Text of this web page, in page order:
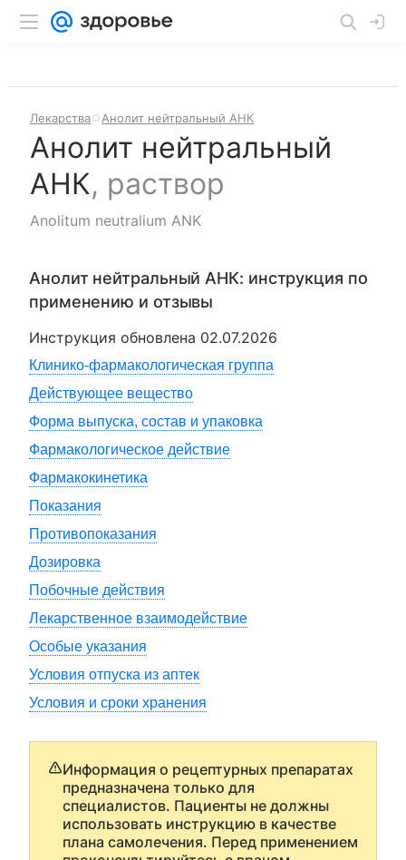
Лекарства Анолит нейтральный АНК
Анолит нейтральный
АНК, раствор
Anolitum neutralium ANK
Анолит нейтральный АНК: инструкция по
применению и отзывы
Инструкция обновлена 02.07.2026
Клинико-фармакологическая группа
Действующее вещество
Форма выпуска, состав и упаковка
Фармакологическое действие
Фармакокинетика
Показания
Противопоказания
Дозировка
Побочные действия
Лекарственное взаимодействие
Особые указания
Условия отпуска из аптек
Условия и сроки хранения
Информация о рецептурных препаратах
предназначена только для
специалистов. Пациенты не должны
использовать инструкцию в качестве
плана самолечения. Перед применением